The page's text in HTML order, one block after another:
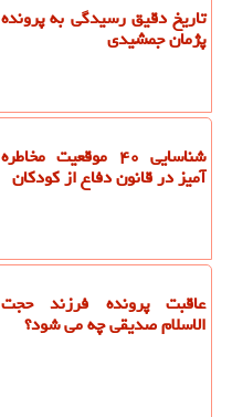
تاریخ دقیق رسیدگی به پرونده
پژمان جمشیدی
شناسایی ۴۰ موقعیت مخاطره
آمیز در قانون دفاع از کودکان
عاقبت پرونده فرزند حجت
الاسلام صدیقی چه می شود؟